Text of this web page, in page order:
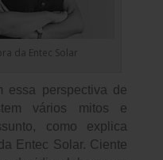
da Entec Solar
essa perspectiva de
vários mitos e
como explica
Entec Solar. Ciente